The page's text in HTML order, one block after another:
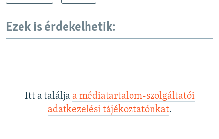
Ezek is érdekelhetik:
Itt a találja a médiatartalom-szolgáltatói
adatkezelési tájékoztatónkat.